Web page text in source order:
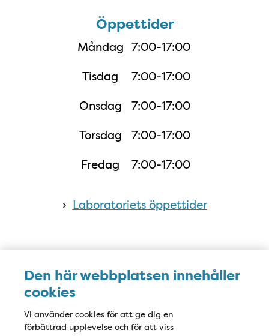
Den här webbplatsen innehåller
cookies
Vi använder cookies för att ge dig en
förbättrad upplevelse och för att viss
Öppettider
Måndag 7:00-17:00
Tisdag
7:00-17:00
Onsdag
7:00-17:00
Torsdag
7:00-17:00
Fredag
7:00-17:00
› Laboratoriets öppettider
Karta